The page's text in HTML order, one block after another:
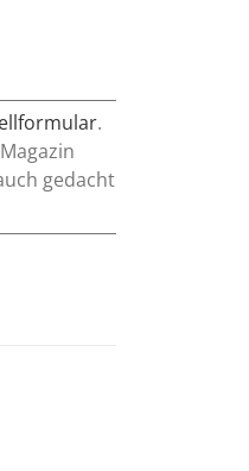
.
gedacht